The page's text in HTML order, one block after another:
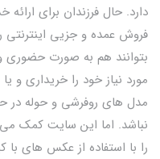
فروش عمده و جزیی اینترنتی
بتوانند هم به صورت
مورد نیاز خود را خریداری و
مدل های روفرشی و حوله در
نباشد. اما این سایت کمک می
را با استفاده از عکس های با